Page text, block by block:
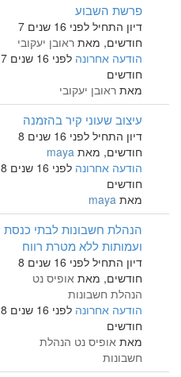
פרשת השבוע
דיון התחיל לפני 16 שנים 7
חודשים, מאת ראובן יעקובי
הודעה אחרונה
לפני 16 שנים 7
חודשים
מאת ראובן יעקובי
עיצוב שעוני קיר בהזמנה
דיון התחיל לפני 16 שנים 8
חודשים, מאת maya
הודעה אחרונה
לפני 16 שנים 8
חודשים
מאת maya
הנהלת חשבונות לבתי כנסת
ועמותות ללא מטרת רווח
דיון התחיל לפני 16 שנים 8
חודשים, מאת אופיס נט
הנהלת חשבונות
הודעה אחרונה
לפני 16 שנים 8
חודשים
מאת אופיס נט הנהלת
חשבונות